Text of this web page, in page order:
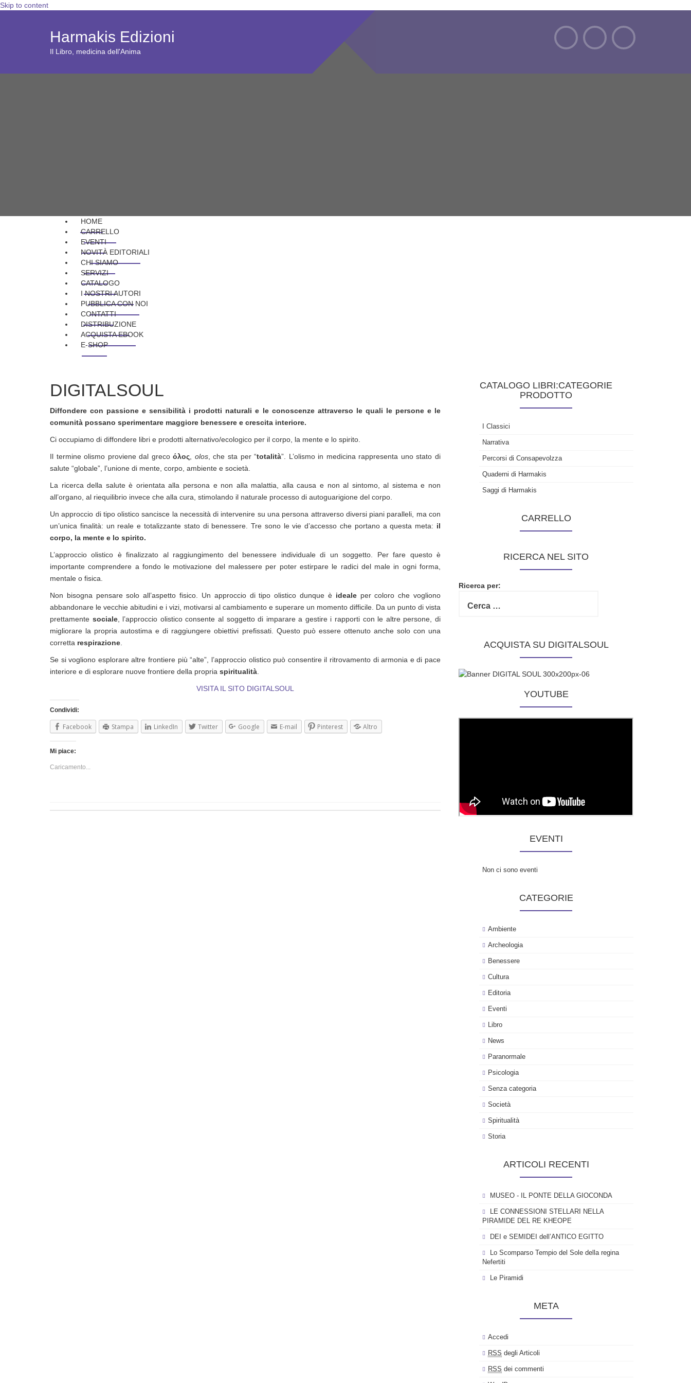
Skip to content
Harmakis Edizioni
Il Libro, medicina dell'Anima
HOME
CARRELLO
EVENTI
NOVITÀ EDITORIALI
CHI SIAMO
SERVIZI
CATALOGO
I NOSTRI AUTORI
PUBBLICA CON NOI
CONTATTI
DISTRIBUZIONE
ACQUISTA EBOOK
E-SHOP
DIGITALSOUL
Diffondere con passione e sensibilità i prodotti naturali e le conoscenze attraverso le quali le persone e le
comunità possano sperimentare maggiore benessere e crescita interiore.
Ci occupiamo di diffondere libri e prodotti alternativo/ecologico per il corpo, la mente e lo spirito.
Il termine olismo proviene dal grecoόλος olos, che sta per “totalità”. L’olismo in medicina rappresenta uno stato di
salute “globale”, l’unione di mente, corpo, ambiente e società.
La ricerca della salute è orientata alla persona e non alla malattia, alla causa e non al sintomo, al sistema e non
all’organo, al riequilibrio invece che alla cura, stimolando il naturale processo di autoguarigione del corpo.
Un approccio di tipo olistico sancisce la necessità di intervenire su una persona attraverso diversi piani paralleli, ma con
un’unica finalità: un reale e totalizzante stato di benessere. Tre sono le vie d’accesso che portano a questa meta: il
corpo, la mente e lo spirito.
L’approccio olistico è finalizzato al raggiungimento del benessere individuale di un soggetto. Per fare questo è
importante comprendere a fondo le motivazione del malessere per poter estirpare le radici del male in ogni forma,
mentale o fisica.
Non bisogna pensare solo all’aspetto fisico. Un approccio di tipo olistico dunque è idealeper coloro che vogliono
abbandonare le vecchie abitudini e i vizi, motivarsi al cambiamento e superare un momento difficile. Da un punto di vista
prettamente sociale, l’approccio olistico consente al soggetto di imparare a gestire i rapporti con le altre persone, di
migliorare la propria autostima e di raggiungere obiettivi prefissati. Questo può essere ottenuto anche solo con una
corretta respirazione
Se si vogliono esplorare altre frontiere più “alte”, l’approccio olistico può consentire il ritrovamento di armonia e di pace
interiore e di esplorare nuove frontiere della propria spiritualità
VISITA IL SITO DIGITALSOUL
Condividi:
Facebook Stampa LinkedIn Twitter Google E-mail Pinterest Altro
Mi piace:
Caricamento...
CATALOGO LIBRI:CATEGORIE
PRODOTTO
I Classici
Narrativa
Percorsi di Consapevolzza
Quaderni di Harmakis
Saggi di Harmakis
CARRELLO
RICERCA NEL SITO
Ricerca per:
ACQUISTA SU DIGITALSOUL
YOUTUBE
EVENTI
Non ci sono eventi
CATEGORIE
Ambiente
Archeologia
Benessere
Cultura
Editoria
Eventi
Libro
News
Paranormale
Psicologia
Senza categoria
Società
Spiritualità
Storia
ARTICOLI RECENTI
MUSEO - IL PONTE DELLA GIOCONDA
LE CONNESSIONI STELLARI NELLA
PIRAMIDE DEL RE KHEOPE
DEI e SEMIDEI dell’ANTICO EGITTO
Lo Scomparso Tempio del Sole della regina
Nefertiti
Le Piramidi
META
Accedi
RSS degli Articoli
RSS dei commenti